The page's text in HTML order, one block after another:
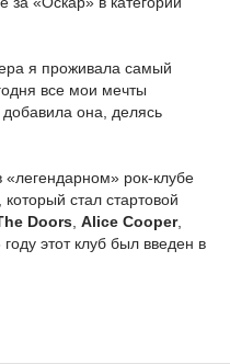
я проживала самый
все мои мечты
она, делясь
«легендарном» рок-клубе
, который стал стартовой
Doors Alice Cooper,
году этот клуб был введен в